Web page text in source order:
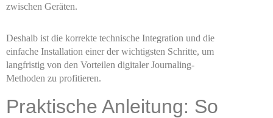
zwischen Geräten.
Deshalb ist die korrekte technische Integration und die
einfache Installation einer der wichtigsten Schritte, um
langfristig von den Vorteilen digitaler Journaling-
Methoden zu profitieren.
Praktische Anleitung: So